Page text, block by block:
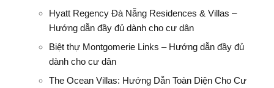
Hyatt Regency Đà Nẵng Residences & Villas –
Hướng dẫn đầy đủ dành cho cư dân
Biệt thự Montgomerie Links – Hướng dẫn đầy đủ
dành cho cư dân
The Ocean Villas: Hướng Dẫn Toàn Diện Cho Cư